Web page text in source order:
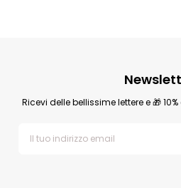
Ricevi delle bellissime lettere e 🎁